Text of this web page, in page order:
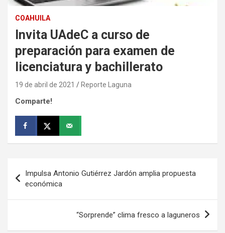
COAHUILA
Invita UAdeC a curso de
preparación para examen de
licenciatura y bachillerato
19 de abril de 2021 Reporte Laguna
Comparte!
de
entradas
Impulsa Antonio Gutiérrez Jardón amplia propuesta
económica
“Sorprende” clima fresco a laguneros